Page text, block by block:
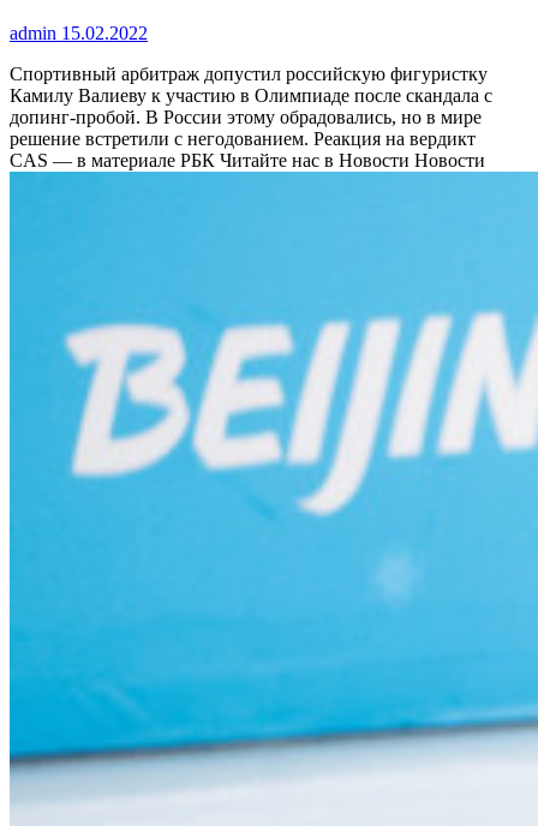
admin 15.02.2022
Спортивный арбитраж допустил российскую фигуристку
Камилу Валиеву к участию в Олимпиаде после скандала с
допинг-пробой. В России этому обрадовались, но в мире
решение встретили с негодованием. Реакция на вердикт
CAS — в материале РБК Читайте нас в Новости Новости